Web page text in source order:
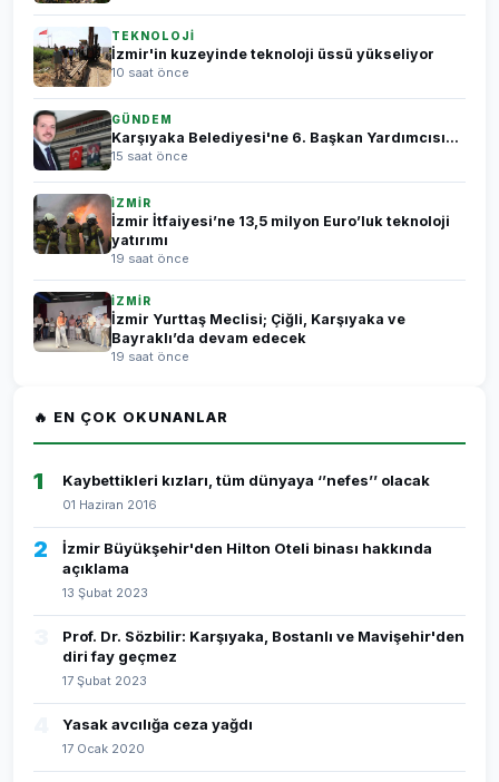
TEKNOLOJİ
İzmir'in kuzeyinde teknoloji üssü yükseliyor
10 saat önce
GÜNDEM
Karşıyaka Belediyesi'ne 6. Başkan Yardımcısı...
15 saat önce
İZMİR
İzmir İtfaiyesi’ne 13,5 milyon Euro’luk teknoloji
yatırımı
19 saat önce
İZMİR
İzmir Yurttaş Meclisi; Çiğli, Karşıyaka ve
Bayraklı’da devam edecek
19 saat önce
🔥 EN ÇOK OKUNANLAR
1 Kaybettikleri kızları, tüm dünyaya ‘’nefes’’ olacak
01 Haziran 2016
2
İzmir Büyükşehir'den Hilton Oteli binası hakkında
açıklama
13 Şubat 2023
Prof. Dr. Sözbilir: Karşıyaka, Bostanlı ve Mavişehir'den
diri fay geçmez
17 Şubat 2023
Yasak avcılığa ceza yağdı
17 Ocak 2020